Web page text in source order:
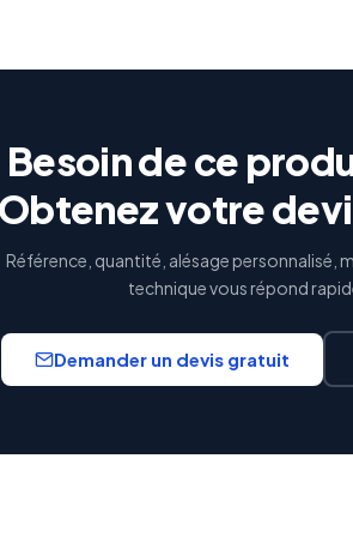
Besoin de ce
votre
Référence, quantité, alésage personnalisé,
technique vous répond
Demander un devis gratuit